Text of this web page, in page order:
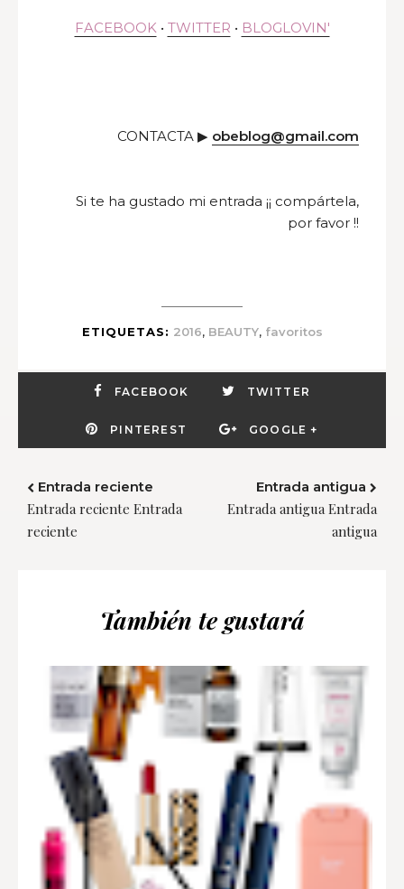
FACEBOOK • TWITTER • BLOGLOVIN'
CONTACTA ▶ obeblog@gmail.com
Si te ha gustado mi entrada ¡¡ compártela,
por favor !!
ETIQUETAS: 2016, BEAUTY, favoritos
FACEBOOK TWITTER
PINTEREST GOOGLE +
Entrada reciente
Entrada reciente Entrada
reciente
Entrada antigua
Entrada antigua Entrada
antigua
También te gustará